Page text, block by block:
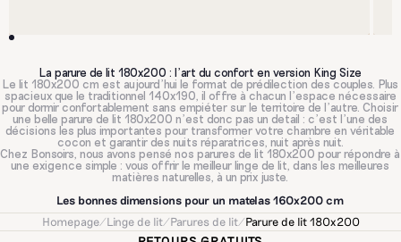
La parure de lit 180x200 : l'art du confort en version King Size
Le lit 180x200 cm est aujourd'hui le format de prédilection des couples. Plus
spacieux que le traditionnel 140x190, il offre à chacun l'espace nécessaire
pour dormir confortablement sans empiéter sur le territoire de l'autre. Choisir
une belle parure de lit 180x200 n'est donc pas un detail : c'est l'une des
décisions les plus importantes pour transformer votre chambre en véritable
cocon et garantir des nuits réparatrices, nuit après nuit.
Chez Bonsoirs, nous avons pensé nos parures de lit 180x200 pour répondre à
une exigence simple : vous offrir le meilleur linge de lit, dans les meilleures
matières naturelles, à un prix juste.
Les bonnes dimensions pour un matelas 160x200 cm
Avant de choisir votre matière, il est essentiel de partir sur les bonnes
Homepage/Linge de lit/Parures de lit/Parure de lit 180x200